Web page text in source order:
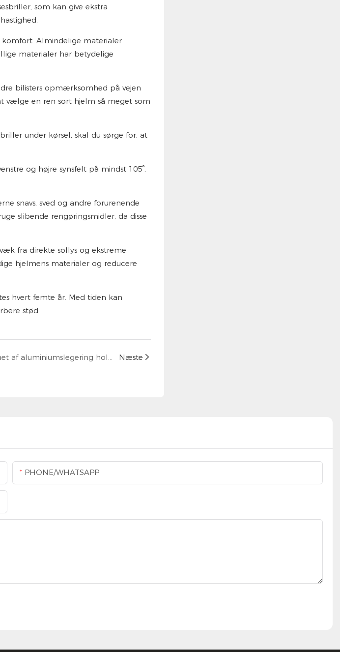
som kan give ekstra
komfort. Almindelige materialer
materialer har betydelige
bilisters opmærksomhed på vejen
vælge en ren sort hjelm så meget som
under kørsel, skal du sørge for, at
og højre synsfelt på mindst 105°,
snavs, sved og andre forurenende
slibende rengøringsmidler, da disse
fra direkte sollys og ekstreme
hjelmens materialer og reducere
hvert femte år. Med tiden kan
stød.
Næste
PHONE/WHATSAPP